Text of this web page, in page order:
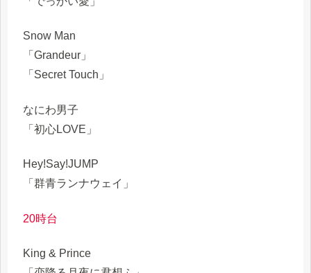
Snow Man
「Grandeur」
「Secret Touch」
なにわ男子
「初心LOVE」
Hey!Say!JUMP
「群青ランナウェイ」
20時台
King & Prince